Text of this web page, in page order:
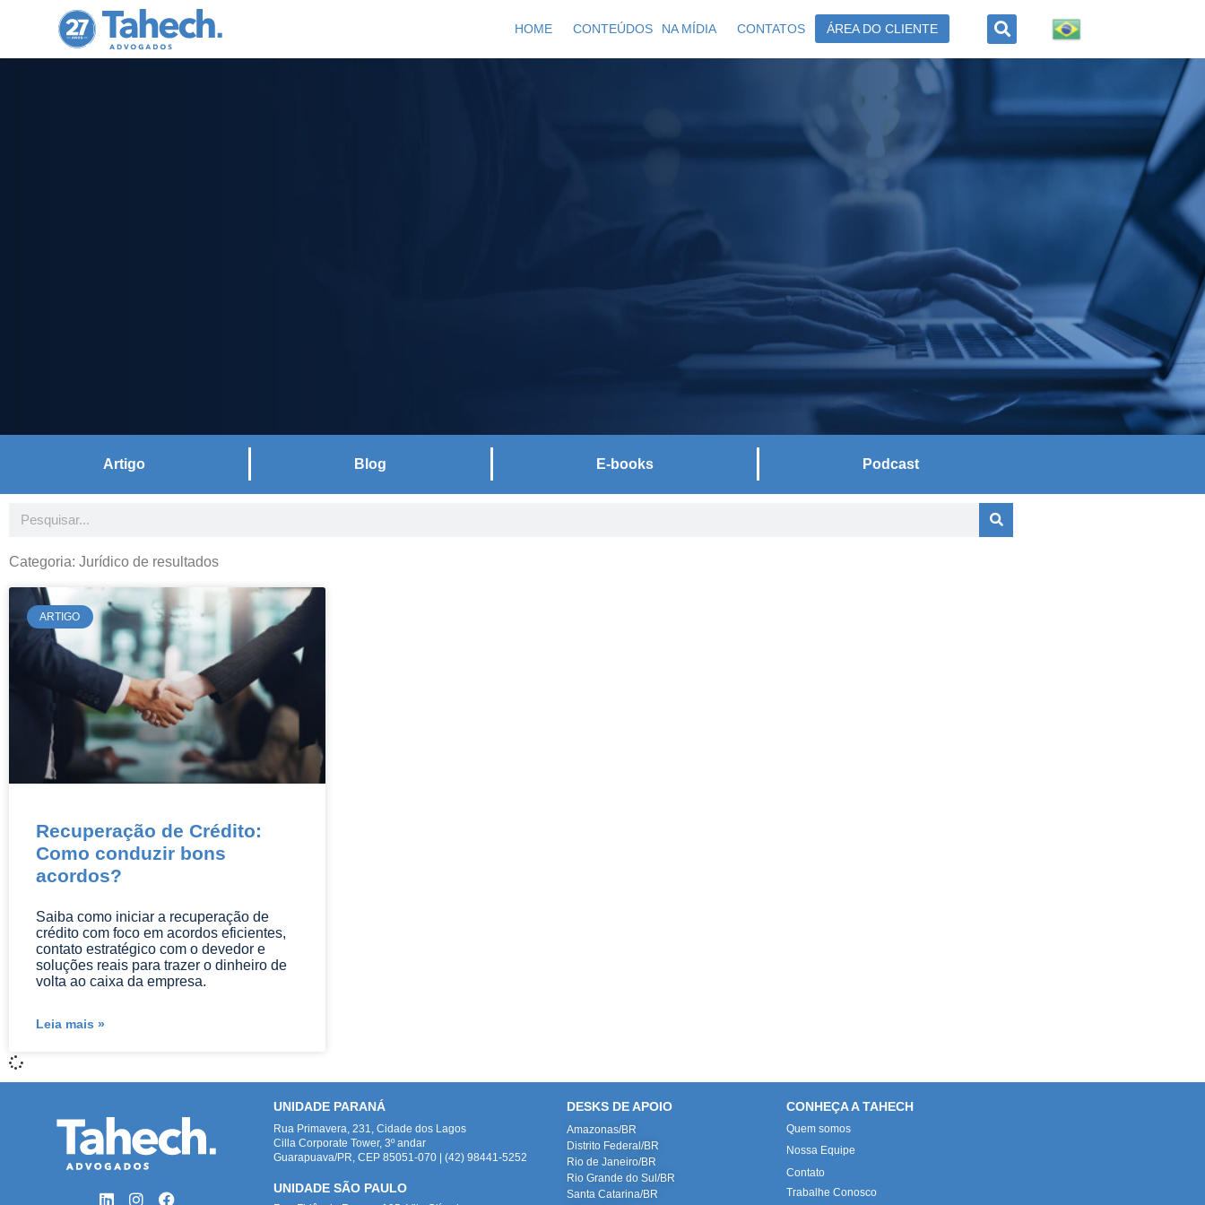
HOME CONTEÚDOS NA MÍDIA CONTATOS ÁREA DO CLIENTE
Conteúdos
pertinentes e atuais da área do Direito.
Artigo Blog E-books Podcast
Categoria: Jurídico de resultados
ARTIGO
Recuperação de Crédito:
Como conduzir bons
acordos?
Saiba como iniciar a recuperação de
crédito com foco em acordos eficientes,
contato estratégico com o devedor e
soluções reais para trazer o dinheiro de
volta ao caixa da empresa.
Leia mais »
UNIDADE PARANÁ
Rua Primavera, 231, Cidade dos Lagos
Cilla Corporate Tower, 3º andar
Guarapuava/PR, CEP 85051-070 | (42) 98441-5252
UNIDADE SÃO PAULO
DESKS DE APOIO
Amazonas/BR
Distrito Federal/BR
Rio de Janeiro/BR
Rio Grande do Sul/BR
Santa Catarina/BR
CONHEÇA A TAHECH
Quem somos
Nossa Equipe
Contato
Trabalhe Conosco